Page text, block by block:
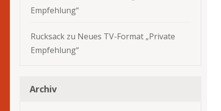
Empfehlung“
Rucksack zu Neues TV-Format „Private
Empfehlung“
Archiv